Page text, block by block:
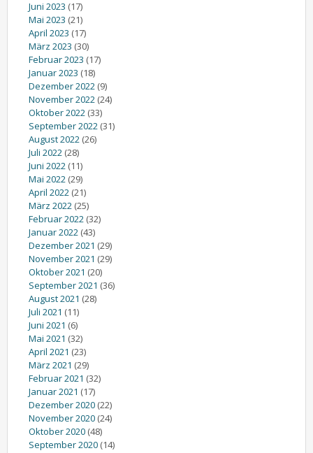
Juni 2023 (17)
Mai 2023 (21)
April 2023 (17)
März 2023 (30)
Februar 2023 (17)
Januar 2023 (18)
Dezember 2022 (9)
November 2022 (24)
Oktober 2022 (33)
September 2022 (31)
August 2022 (26)
Juli 2022 (28)
Juni 2022 (11)
Mai 2022 (29)
April 2022 (21)
März 2022 (25)
Februar 2022 (32)
Januar 2022 (43)
Dezember 2021 (29)
November 2021 (29)
Oktober 2021 (20)
September 2021 (36)
August 2021 (28)
Juli 2021 (11)
Juni 2021 (6)
Mai 2021 (32)
April 2021 (23)
März 2021 (29)
Februar 2021 (32)
Januar 2021 (17)
Dezember 2020 (22)
November 2020 (24)
Oktober 2020 (48)
September 2020 (14)